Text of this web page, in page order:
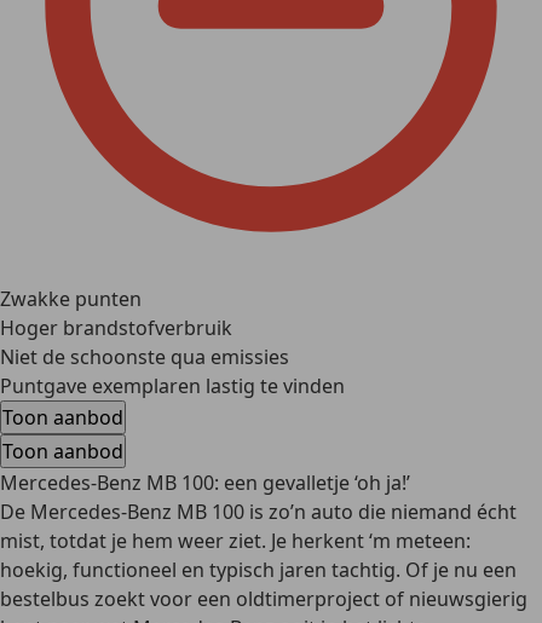
Zwakke punten
Hoger brandstofverbruik
Niet de schoonste qua emissies
Puntgave exemplaren lastig te vinden
Toon aanbod
Toon aanbod
Mercedes-Benz MB 100: een gevalletje ‘oh ja!’
De Mercedes-Benz MB 100 is zo’n auto die niemand écht
mist, totdat je hem weer ziet. Je herkent ‘m meteen:
hoekig, functioneel en typisch jaren tachtig. Of je nu een
bestelbus zoekt voor een oldtimerproject of nieuwsgierig